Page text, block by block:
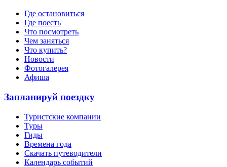
Где остановиться
Где поесть
Что посмотреть
Чем заняться
Что купить?
Новости
Фотогалерея
Афиша
Запланируй поездку
Туристские компании
Туры
Гиды
Времена года
Скачать путеводители
Календарь событий